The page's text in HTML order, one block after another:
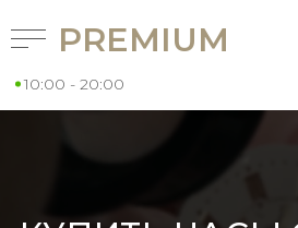
PREMIUM
10:00 - 20:00